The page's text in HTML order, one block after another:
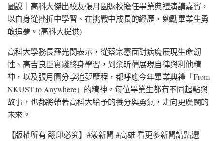
圖說｜高科大傑出校友張月園返校擔任畢業典禮演講嘉賓，
以自身從挫折中學習、在挑戰中成長的經歷，勉勵畢業生勇
敢追夢。(高科大提供)
高科大學務長羅光閔表示，從蔡宗憲面對病魔展現生命韌
性、高吉良臣實踐終身學習，到余昕蒨展現自律與利他精
神，以及張月園分享追夢歷程，都呼應今年畢業典禮「From
NKUST to Anywhere」的精神。每位畢業生都有不同起點與
故事，也都將帶著高科大給予的養分與勇氣，走向更廣闊的
未來。
【版權所有 翻印必究】#漾新聞 #高雄 看更多新聞請點選